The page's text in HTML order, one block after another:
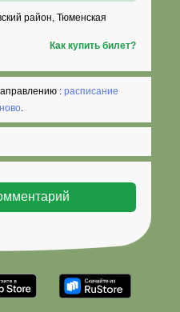
район, Тюменская
Как купить билет?
:расписание